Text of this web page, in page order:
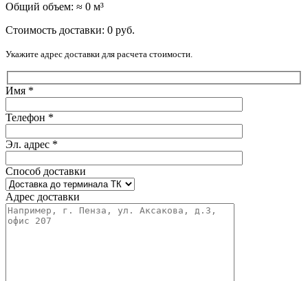
Общий объем: ≈ 0 м³
Стоимость доставки: 0 руб.
Укажите адрес доставки для расчета стоимости.
Имя *
Телефон *
Эл. адрес *
Способ доставки
Адрес доставки